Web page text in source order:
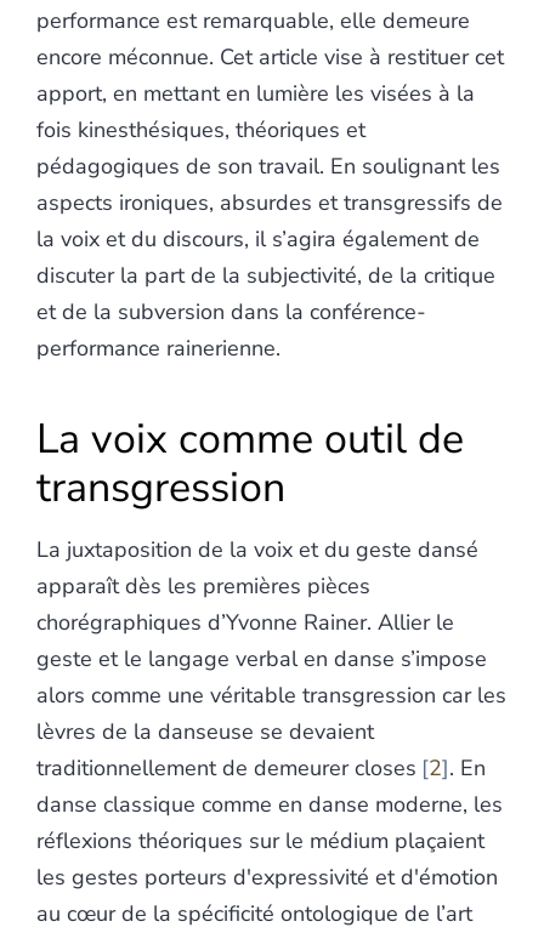
performance est remarquable, elle demeure
encore méconnue. Cet article vise à restituer cet
apport, en mettant en lumière les visées à la
fois kinesthésiques, théoriques et
pédagogiques de son travail. En soulignant les
aspects ironiques, absurdes et transgressifs de
la voix et du discours, il s’agira également de
discuter la part de la subjectivité, de la critique
et de la subversion dans la conférence-
performance rainerienne.
La voix comme outil de
transgression
La juxtaposition de la voix et du geste dansé
apparaît dès les premières pièces
chorégraphiques d’Yvonne Rainer. Allier le
geste et le langage verbal en danse s’impose
alors comme une véritable transgression car les
lèvres de la danseuse se devaient
traditionnellement de demeurer closes 2 . En
danse classique comme en danse moderne, les
réflexions théoriques sur le médium plaçaient
les gestes porteurs d'expressivité et d'émotion
au cœur de la spécificité ontologique de l’art